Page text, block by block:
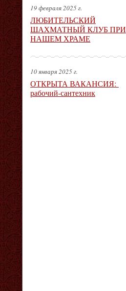
19 февраля 2025 г.
ЛЮБИТЕЛЬСКИЙ
ШАХМАТНЫЙ КЛУБ ПРИ
НАШЕМ ХРАМЕ
10 января 2025 г.
ОТКРЫТА ВАКАНСИЯ:
рабочий-сантехник